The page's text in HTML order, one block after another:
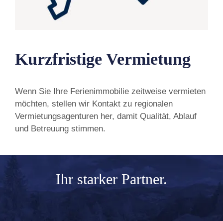
Kurzfristige Vermietung
Wenn Sie Ihre Ferienimmobilie zeitweise vermieten
möchten, stellen wir Kontakt zu regionalen
Vermietungsagenturen her, damit Qualität, Ablauf
und Betreuung stimmen.
Ihr starker Partner.